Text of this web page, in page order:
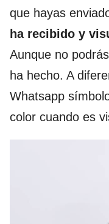
que hayas
ha recibido y
Aunque no
ha hecho. A
Whatsapp
color cuando es